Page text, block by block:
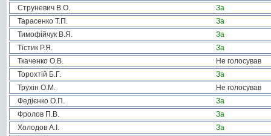
Струневич В.О.
За
Тарасенко Т.П.
За
Тимофійчук В.Я.
За
Тістик Р.Я.
За
Ткаченко О.В.
Не голосував
Торохтій Б.Г.
За
Трухін О.М.
Не голосував
Федієнко О.П.
За
Фролов П.В.
За
Холодов А.І.
За